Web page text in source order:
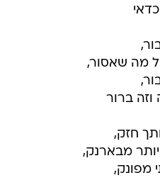
מה שאסור,
ברור
חזק,
מבארנק,
מפונק,